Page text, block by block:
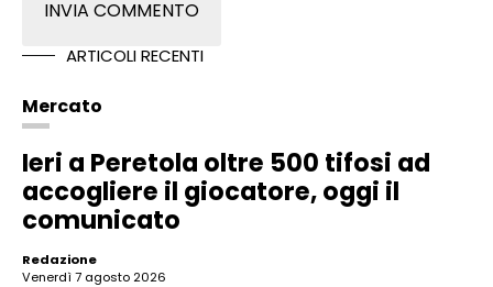
ARTICOLI RECENTI
Mercato
Ieri a Peretola oltre 500 tifosi ad
accogliere il giocatore, oggi il
comunicato
Redazione
venerdì 7 agosto 2026